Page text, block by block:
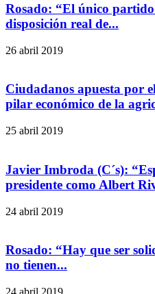
Rosado: “El único partido
disposición real de...
26 abril 2019
Ciudadanos apuesta por
pilar económico de la
25 abril 2019
Javier Imbroda (C´s):
presidente como Albert
24 abril 2019
Rosado: “Hay que ser
no tienen...
24 abril 2019